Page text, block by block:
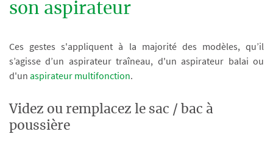
son aspirateur
Ces gestes s'appliquent à la majorité des modèles, qu’il
s’agisse d’un aspirateur traîneau, d'un aspirateur balai ou
d'un aspirateur multifonction.
Videz ou remplacez le sac / bac à
poussière